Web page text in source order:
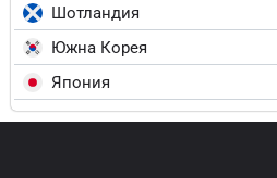
Шотландия
Южна Корея
Япония